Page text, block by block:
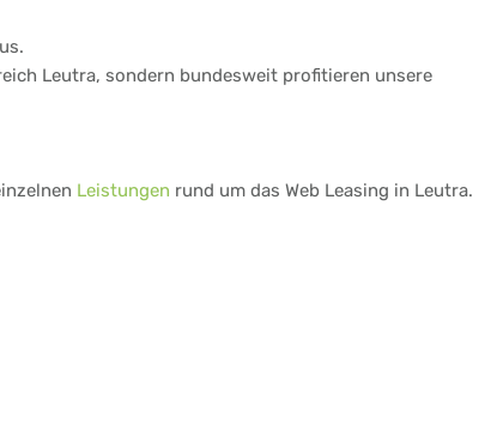
Leutra, sondern bundesweit profitieren unsere
Leistungen rund um das Web Leasing in Leutra.